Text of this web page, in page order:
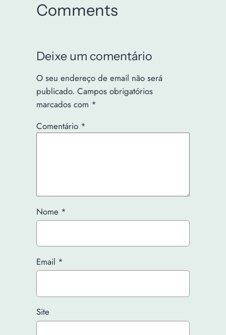
Comments
Deixe um comentário
O seu endereço de email não será
publicado. Campos obrigatórios
marcados com *
Comentário *
Nome *
Email *
Site